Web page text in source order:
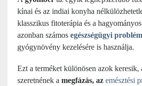
kínai és az indiai konyha
klasszikus fitoterápia és a
azonban számos egészségügyi
gyógynövény kezelésére is használja.
Ezt a terméket különösen azok keresik,
szeretnének a megfázás, az emésztési